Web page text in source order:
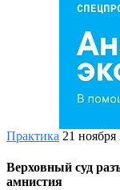
Практика 21 ноября
Верховный суд
амнистия